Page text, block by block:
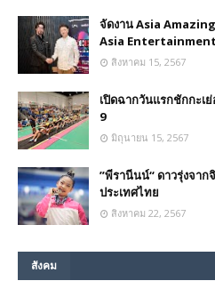
จัดงาน Asia
Asia Entertainment
สิงหาคม 15, 2567
เปิดฉากวันแรกชักกะเ
9
มิถุนายน 15, 2567
”พีรานีนน์“​ ดาวรุ่งจา
ประเทศไทย
สิงหาคม 22, 2567
สังคม